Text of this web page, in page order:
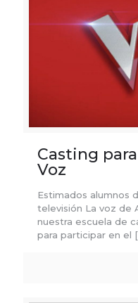
Casting
Voz
Estimados alumnos
televisión La voz de
nuestra escuela de
para participar en el